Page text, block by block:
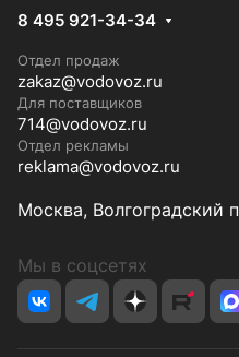
8 495 921-34-34
Отдел продаж
zakaz@vodovoz.ru
Для поставщиков
714@vodovoz.ru
Отдел рекламы
reklama@vodovoz.ru
Москва, Волгоградский
Мы в соцсетях